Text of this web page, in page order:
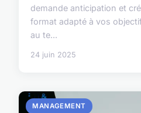
demande anticipation et
format adapté à vos
au te...
24 juin 2025
MANAGEMENT